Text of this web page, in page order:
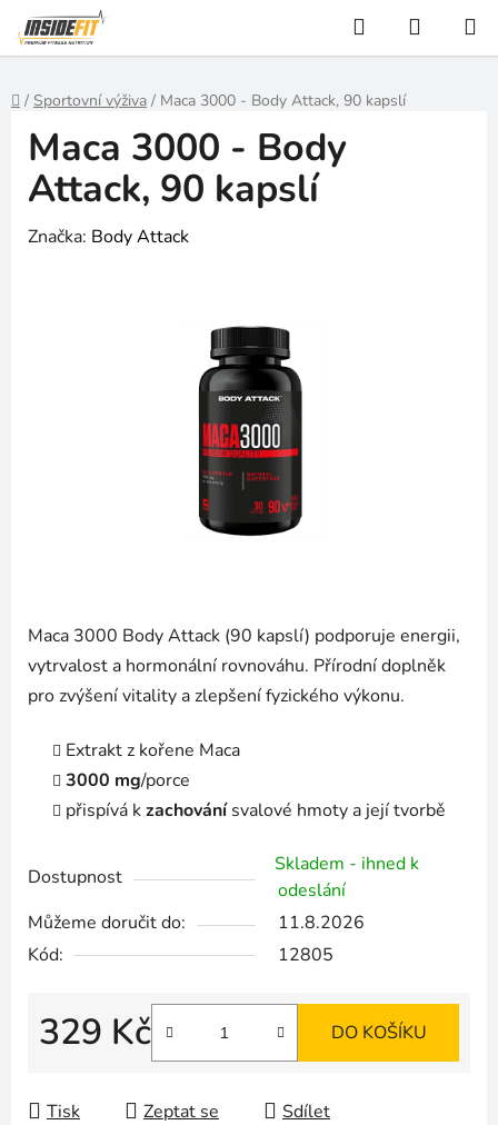
Přejít
na
obsah
Hledat
KOŠÍK
Domů
/ Sportovní výživa / Maca 3000 - Body Attack, 90 kapslí
Maca 3000 Body Attack (90 kapslí) podporuje energii,
vytrvalost a hormonální rovnováhu. Přírodní doplněk
pro zvýšení vitality a zlepšení fyzického výkonu.
Extrakt z kořene Maca
3000 mg/porce
přispívá kzachovánísvalové hmoty a její tvorbě
Dostupnost
Skladem - ihned k
odeslání
Můžeme doručit do:
11.8.2026
Kód:
12805
329 Kč DO KOŠÍKU
Tisk Zeptat se Sdílet
Maca 3000 - Body
Attack, 90 kapslí
Značka: Body Attack